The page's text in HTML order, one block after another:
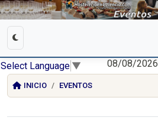
Select Language ▼ 08/08/2026
INICIO EVENTOS